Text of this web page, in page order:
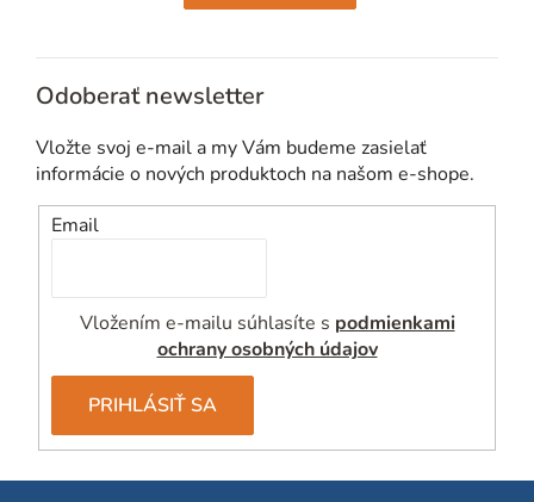
Odoberať newsletter
Vložte svoj e-mail a my Vám budeme zasielať
informácie o nových produktoch na našom e-shope.
Email
Vložením e-mailu súhlasíte s podmienkami
ochrany osobných údajov
PRIHLÁSIŤ SA